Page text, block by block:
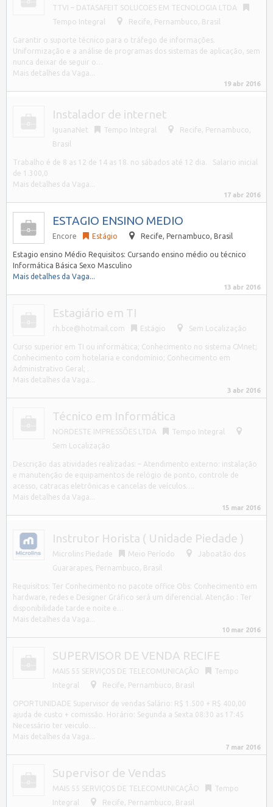
TTVI – DATASAFEIT SOLUCOES EM TECNOLOGIA LTDA
Tempo Integral
Recife Pernambuco, Brasil
Garantir o suporte técnico para o tráfego de informações.
Uniformização e a análise de programas dos sistemas de aplicação, sem
nunca deixar de seguir o…
Mais detalhes da Vaga...
19 abr 2016
Instalador de internet
IguanaNet Tempo Integral Recife
Pernambuco,
Brasil
Trabalho é de 8 as 12 de 14 as 18. no sábados até 12 dia. Salario inicial
de 1.300,0
Mais detalhes da Vaga...
17 abr 2016
ESTAGIO ENSINO MEDIO
Encore Estágio Recife Pernambuco, Brasil
Estagio ensino Médio Requisitos: Cursando ensino médio ou técnico
Informática Básica Sexo Masculino
Mais detalhes da Vaga...
13 abr 2016
Estagiário em TI
rh.bce@hotmail.com Estágio Sem Localização
Curso superior em TI ou informática; Conhecimento no sistema CMnet;
Conhecimento com hotelaria e condomínio; Conhecimento em
Administrativo Geral; .
Mais detalhes da Vaga...
3 abr 2016
Técnico em Informática
NORDESTE IMPRESSÕES LTDA
Tempo Integral
Sem Localização
Descrição das atividades realizadas: – Atendimento externo: instalação
e manutenção de equipamentos de relógio de ponto, controle de
acesso, catracas eletrônicas e cancelas de veículos….
Mais detalhes da Vaga...
15 mar 2016
Instrutor Horista ( Unidade Piedade )
Microlins Piedade Meio Período
Jaboatão dos
Guararapes Pernambuco, Brasil
Requisitos: Ter Conhecimento no pacote office Obs: Conhecimento em
hardware, redes e Designer Gráfico será um diferencial. Atenção : Ter
disponibilidade tarde e noite e…
Mais detalhes da Vaga...
10 mar 2016
SUPERVISOR DE VENDA RECIFE
MAIS 55 SERVIÇOS DE TELECOMUNICAÇÃO
Tempo
Integral
Recife Pernambuco, Brasil
OPORTUNIDADE Supervisor de vendas Salário: R$ 1.500 + R$ 400,00
ajuda de custo + comissão. Horário: Segunda a Sexta 08:30 as 17:45
Necessário ter veiculo…
Mais detalhes da Vaga...
7 mar 2016
Supervisor de Vendas
MAIS 55 SERVIÇOS DE TELECOMUNICAÇÃO
Tempo
Integral
Recife Pernambuco, Brasil